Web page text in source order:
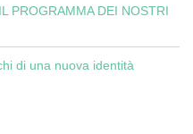
PROGRAMMA DEI NOSTRI
di una nuova identità